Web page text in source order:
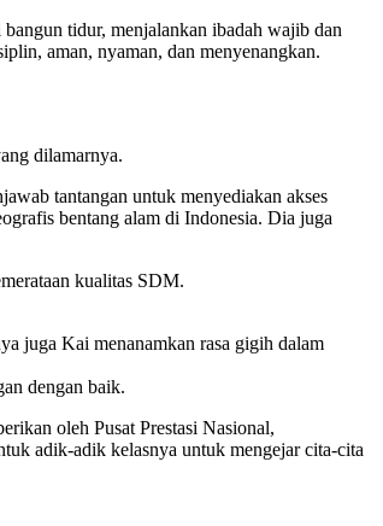
tidur, menjalankan ibadah wajib dan
aman, nyaman, dan menyenangkan.
dilamarnya.
tantangan untuk menyediakan akses
bentang alam di Indonesia. Dia juga
kualitas SDM.
juga Kai menanamkan rasa gigih dalam
dengan baik.
oleh Pusat Prestasi Nasional,
adik-adik kelasnya untuk mengejar cita-cita